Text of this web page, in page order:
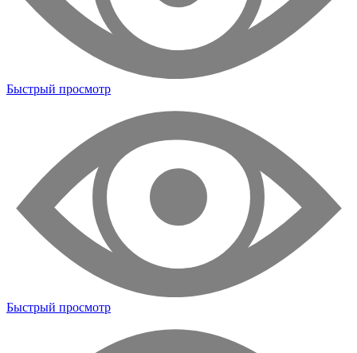
Быстрый просмотр
Быстрый просмотр